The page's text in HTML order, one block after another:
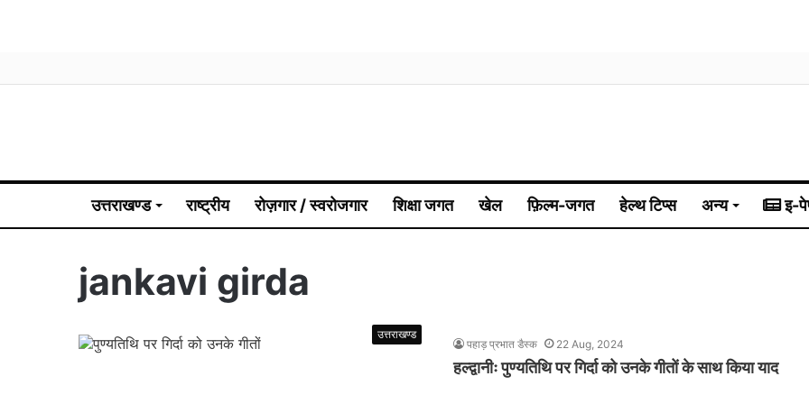
उत्तराखण्ड राष्ट्रीय रोज़गार / स्वरोजगार शिक्षा जगत खेल फ़िल्म-जगत हेल्थ टिप्स अन्य इ-
jankavi girda
उत्तराखण्ड
पहाड़ प्रभात डैस्क 22 Aug, 2024
हल्द्वानीः पुण्यतिथि पर गिर्दा को उनके गीतों के साथ किया याद